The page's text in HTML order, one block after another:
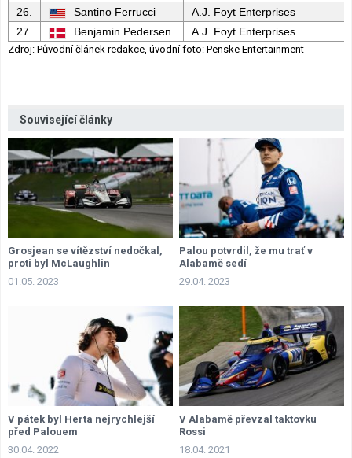
26.
Santino Ferrucci
A.J. Foyt Enterprises
27.
Benjamin Pedersen A.J. Foyt Enterprises
Zdroj: Původní článek redakce, úvodní foto: Penske Entertainment
Související články
Grosjean se vítězství nedočkal,
proti byl McLaughlin
01.05. 2023
Palou potvrdil, že mu trať v
Alabamě sedí
29.04. 2023
V pátek byl Herta nejrychlejší
před Palouem
30.04. 2022
V Alabamě převzal taktovku
Rossi
18.04. 2021